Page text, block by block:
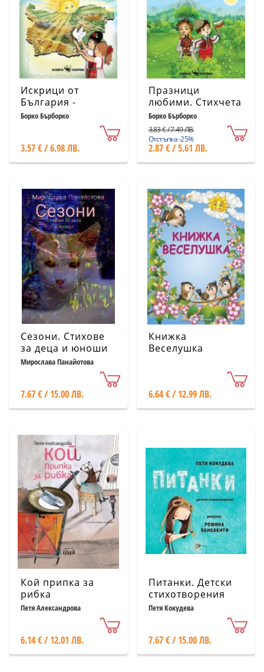
Искрици от
България -
патриотични
родината
Борко Бърборко
3.57 € / 6.98 ЛВ.
Празници
любими. Стихчета
за празниците на
България
Борко Бърборко
3.83 € / 7.49 ЛВ.
Отстъпка -25%
2.87 € / 5.61 ЛВ.
Сезони. Стихове
за деца и юноши
Мирослава Панайотова
7.67 € / 15.00 ЛВ.
Книжка
Веселушка
6.64 € / 12.99 ЛВ.
Кой припка за
рибка
Петя Александрова
6.14 € / 12.01 ЛВ.
Питанки. Детски
стихотворения
(второ издание)
Петя Кокудева
7.67 € / 15.00 ЛВ.